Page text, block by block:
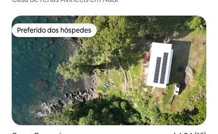
Preferido dos hóspedes
Preferido dos hóspedes